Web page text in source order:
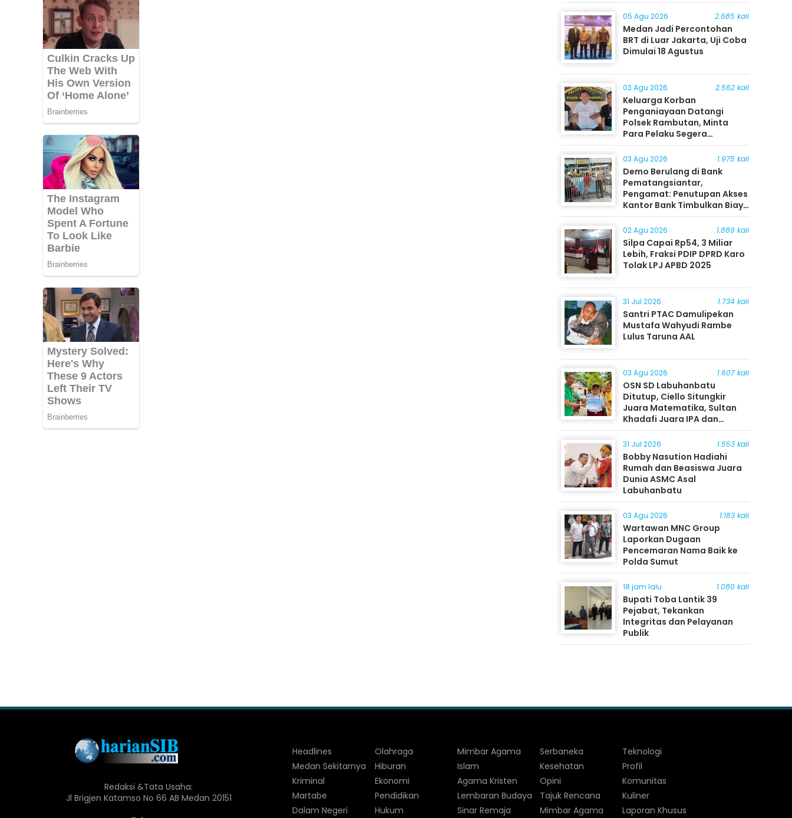
05 Agu 2026 2.685 kali
Medan Jadi Percontohan
BRT di Luar Jakarta, Uji Coba
Dimulai 18 Agustus
03 Agu 2026 2.562 kali
Keluarga Korban
Penganiayaan Datangi
Polsek Rambutan, Minta
Para Pelaku Segera
Ditangkap
03 Agu 2026 1.975 kali
Demo Berulang di Bank
Pematangsiantar,
Pengamat: Penutupan Akses
Kantor Bank Timbulkan Biaya
Ekonomi bagi Masyarakat
02 Agu 2026 1.889 kali
Silpa Capai Rp54, 3 Miliar
Lebih, Fraksi PDIP DPRD Karo
Tolak LPJ APBD 2025
31 Jul 2026 1.734 kali
Santri PTAC Damulipekan
Mustafa Wahyudi Rambe
Lulus Taruna AAL
03 Agu 2026 1.607 kali
OSN SD Labuhanbatu
Ditutup, Ciello Situngkir
Juara Matematika, Sultan
Khadafi Juara IPA dan
Timothy Rangkuti Juara IPS
31 Jul 2026 1.553 kali
Bobby Nasution Hadiahi
Rumah dan Beasiswa Juara
Dunia ASMC Asal
Labuhanbatu
03 Agu 2026 1.183 kali
Wartawan MNC Group
Laporkan Dugaan
Pencemaran Nama Baik ke
Polda Sumut
18 jam lalu 1.080 kali
Bupati Toba Lantik 39
Pejabat, Tekankan
Integritas dan Pelayanan
Publik
Redaksi &Tata Usaha:
Jl Brigjen Katamso No 66 AB Medan 20151
Headlines
Medan Sekitarnya
Kriminal
Martabe
Dalam Negeri
Olahraga
Hiburan
Ekonomi
Pendidikan
Hukum
Mimbar Agama
Islam
Agama Kristen
Lembaran Budaya
Sinar Remaja
Serbaneka
Kesehatan
Opini
Tajuk Rencana
Mimbar Agama
Teknologi
Profil
Komunitas
Kuliner
Laporan Khusus